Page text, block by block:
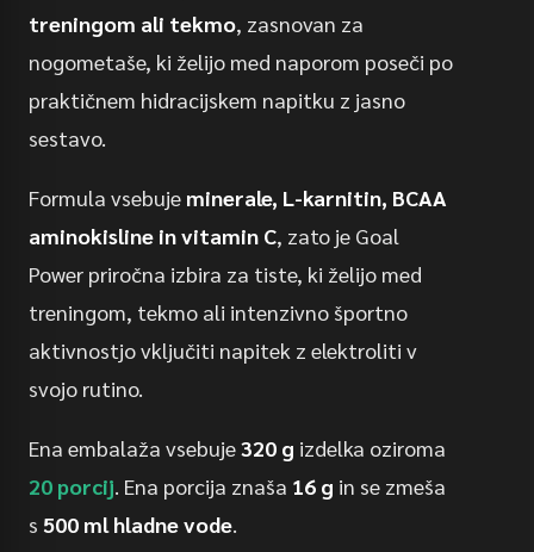
treningom ali tekmo, zasnovan za
nogometaše, ki želijo med naporom poseči po
praktičnem hidracijskem napitku z jasno
sestavo.
Formula vsebuje minerale, L-karnitin, BCAA
aminokisline in vitamin C, zato je Goal
Power priročna izbira za tiste, ki želijo med
treningom, tekmo ali intenzivno športno
aktivnostjo vključiti napitek z elektroliti v
svojo rutino.
Ena embalaža vsebuje320 g izdelka oziroma
20 porcij. Ena porcija znaša 16 g in se zmeša
s 500 ml hladne vode.